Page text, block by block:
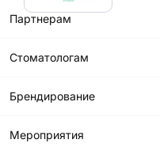
Партнерам
Стоматологам
Брендирование
Мероприятия